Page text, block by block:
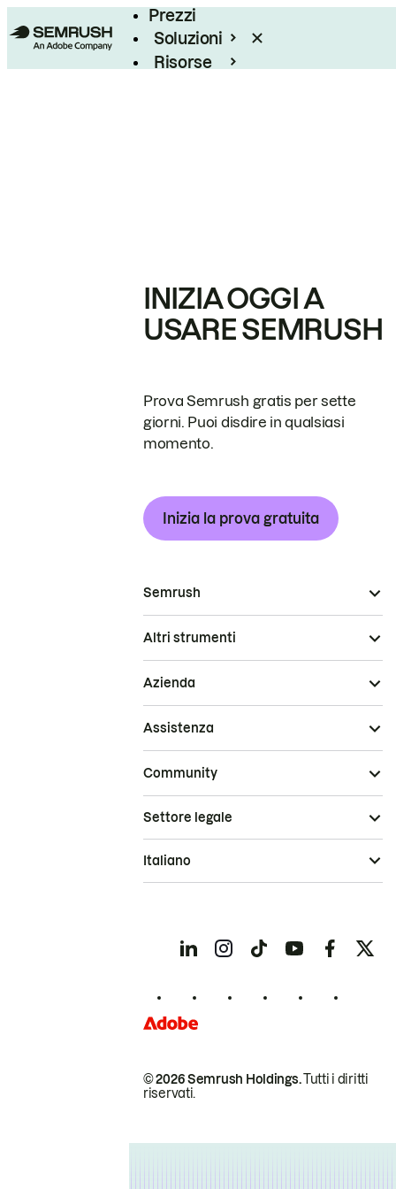
Prezzi
Soluzioni
Risorse
INIZIA OGGI A
USARE SEMRUSH
Prova Semrush gratis per sette
giorni. Puoi disdire in qualsiasi
momento.
Inizia la prova gratuita
Semrush
Altri strumenti
Azienda
Assistenza
Community
© 2026 Semrush Holdings.Tutti i diritti
riservati.
Settore legale
Italiano